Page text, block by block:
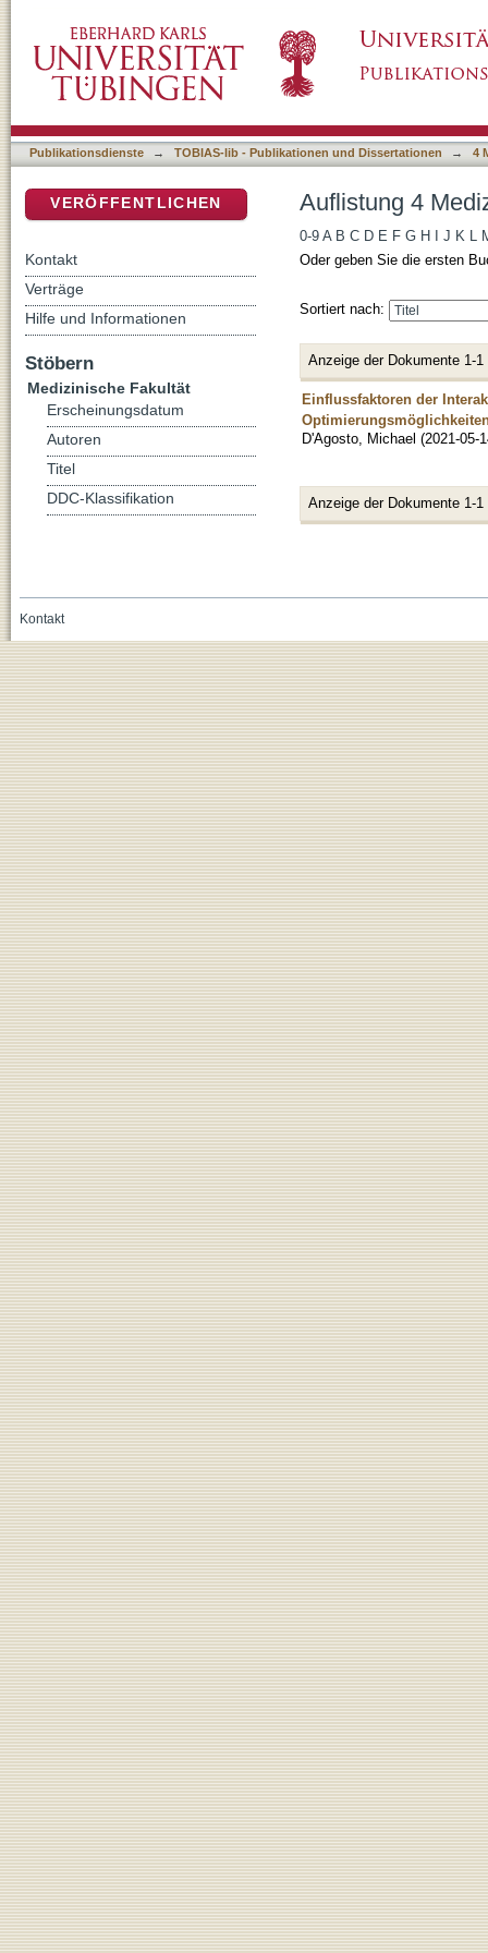
Publikationsdienste → TOBIAS-lib - Publikationen und Dissertationen → 4
Auflistung 4
0-9 A B C D E F G H J K L
Oder geben Sie die ersten
Sortiert nach:
Anzeige der Dokumente 1-1
Einflussfaktoren der
D'Agosto, Michael (2021-05-
Anzeige der Dokumente 1-1
VERÖFFENTLICHEN
Kontakt
Verträge
Hilfe und Informationen
Stöbern
Medizinische Fakultät
Erscheinungsdatum
Autoren
Titel
DDC-Klassifikation
Kontakt